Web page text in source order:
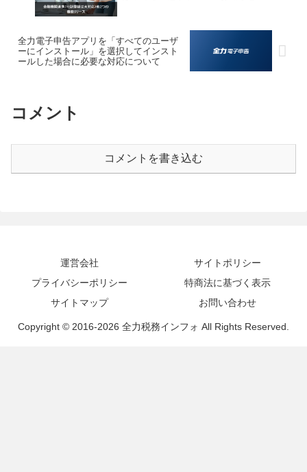
全力電子申告アプリを「すべてのユーザ
ーにインストール」を選択してインスト
ールした場合に必要な対応について
コメント
コメントを書き込む
運営会社
サイトポリシー
プライバシーポリシー
特商法に基づく表示
サイトマップ
お問い合わせ
Copyright © 2016-2026 全力税務インフォ All Rights Reserved.